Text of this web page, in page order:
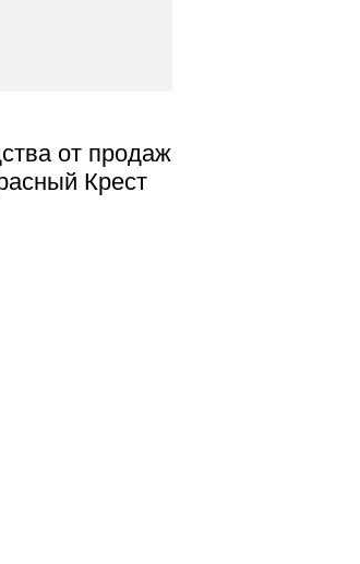
от продаж
Крест